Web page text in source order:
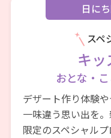
日に
スペ
キ
おとな・
デザート作り体験
一味違う思い出を。
限定のスペシャルプ